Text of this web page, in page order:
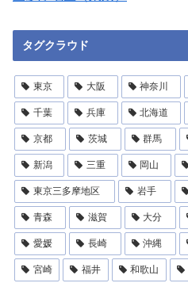
タグクラウド
東京 大阪 神奈川
千葉 兵庫 北海道
京都 茨城 群馬
新潟 三重 岡山
東京三多摩地区 岩手
青森 滋賀 大分
愛媛 長崎 沖縄
宮崎 福井 和歌山